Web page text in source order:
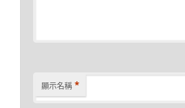
顯示名稱 *